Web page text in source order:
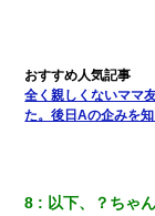
全く親しくないママ
た。後日Aの企みを
8 以下、？ちゃ